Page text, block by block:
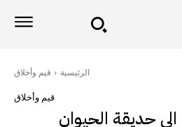
الرئيسية قيم وأخلاق
قيم وأخلاق
حديقة الحيوان